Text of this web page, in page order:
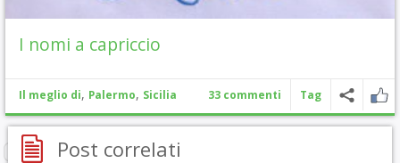
I nomi a capriccio
Il meglio di, Palermo, Sicilia 33 commenti Tag
Post correlati